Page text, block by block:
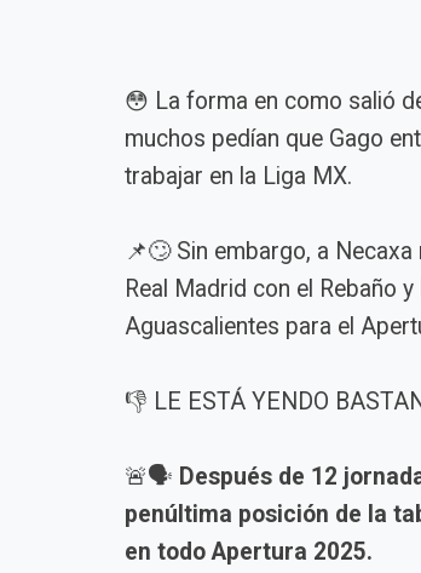
😳 La forma en como salió
muchos pedían que Gago
trabajar en la Liga MX.
📌🙄 Sin embargo, a
Real Madrid con el Rebaño
Aguascalientes para el
👎 LE ESTÁ YENDO
🚨🗣️ Después de 12
penúltima posición de la
en todo Apertura 2025.